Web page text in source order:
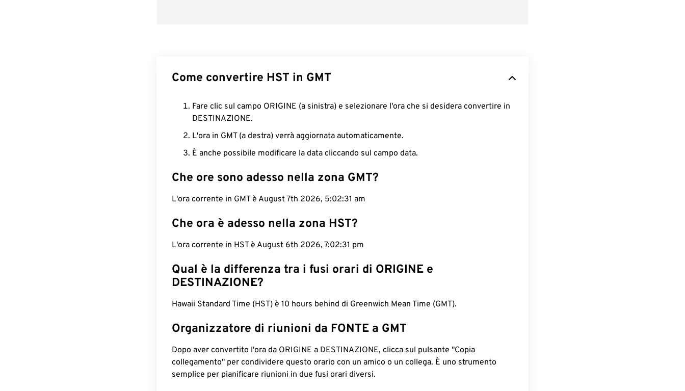
Come convertire HST in GMT
Fare clic sul campo ORIGINE (a sinistra) e selezionare l'ora che si desidera convertire in
DESTINAZIONE.
L'ora in GMT (a destra) verrà aggiornata automaticamente.
È anche possibile modificare la data cliccando sul campo data.
Che ore sono adesso nella zona GMT?
L'ora corrente in GMT è August 7th 2026, 5:02:32 am
Che ora è adesso nella zona HST?
L'ora corrente in HST è August 6th 2026, 7:02:32 pm
Qual è la differenza tra i fusi orari di ORIGINE e
DESTINAZIONE?
Hawaii Standard Time (HST) è 10 hours behind di Greenwich Mean Time (GMT).
Organizzatore di riunioni da FONTE a GMT
Dopo aver convertito l'ora da ORIGINE a DESTINAZIONE, clicca sul pulsante "Copia
collegamento" per condividere questo orario con un amico o un collega. È uno strumento
semplice per pianificare riunioni in due fusi orari diversi.